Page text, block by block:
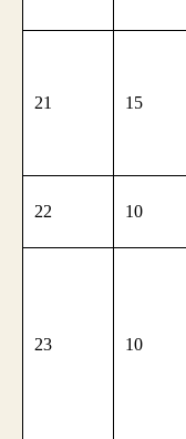
21 15
22 10
23 10